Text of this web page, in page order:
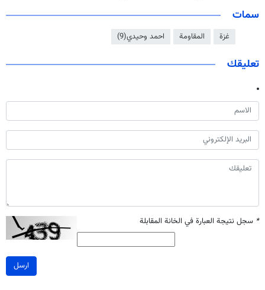
سمات
غزة المقاومة احمد وحيدي(9)
تعليقك
* سجل نتيجة العبارة في الخانة المقابلة
ارسل